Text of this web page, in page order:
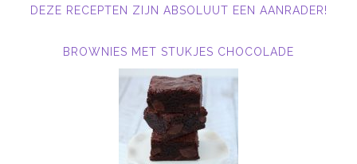
DEZE RECEPTEN ZIJN ABSOLUUT EEN AANRADER!
BROWNIES MET STUKJES CHOCOLADE